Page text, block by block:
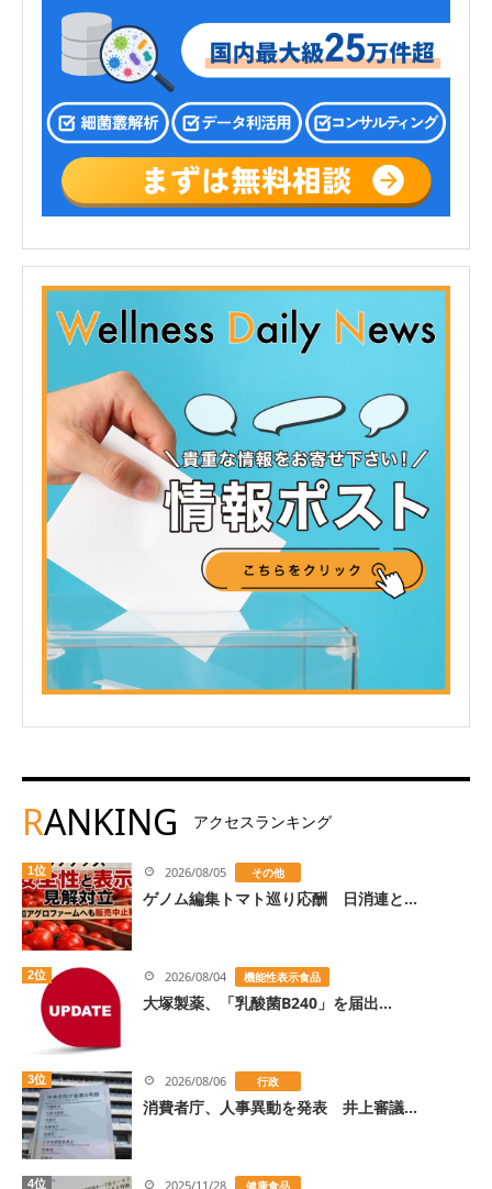
RANKING アクセスランキング
1位 2026/08/05 その他
ゲノム編集トマト巡り応酬 日消連と...
2位 2026/08/04 機能性表示食品
大塚製薬、「乳酸菌B240」を届出...
3位 2026/08/06 行政
消費者庁、人事異動を発表 井上審議...
4位 2025/11/28 健康食品